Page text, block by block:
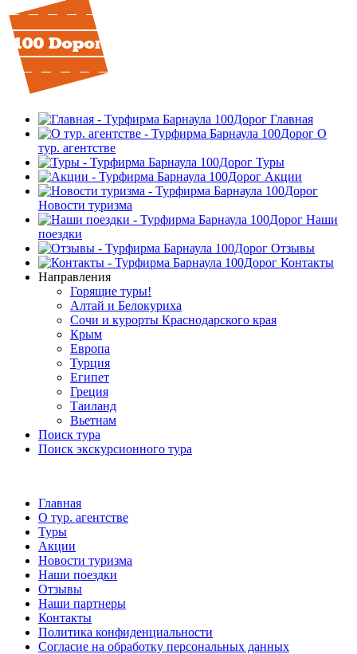
Главная
О
тур. агентстве
Туры
Акции
Новости туризма
Наши
поездки
Отзывы
Контакты
Направления
Горящие туры!
Алтай и Белокуриха
Сочи и курорты Краснодарского края
Крым
Европа
Турция
Египет
Греция
Таиланд
Вьетнам
Поиск тура
Поиск экскурсионного тура
Главная
О тур. агентстве
Туры
Акции
Новости туризма
Наши поездки
Отзывы
Наши партнеры
Контакты
Политика конфиденциальности
Согласие на обработку персональных данных